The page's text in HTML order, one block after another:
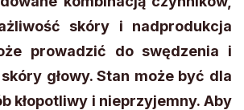
skóry i nadprodukcja
prowadzić do swędzenia i
głowy. Stan może być dla
kłopotliwy i nieprzyjemny. Aby